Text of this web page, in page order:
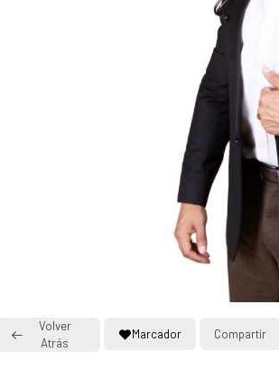
Volver
Atrás
Marcador Compartir